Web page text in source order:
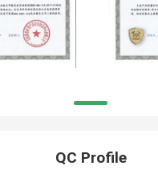
QC Profile